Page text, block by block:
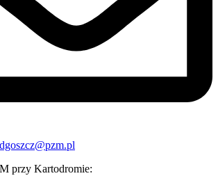
przy Kartodromie: